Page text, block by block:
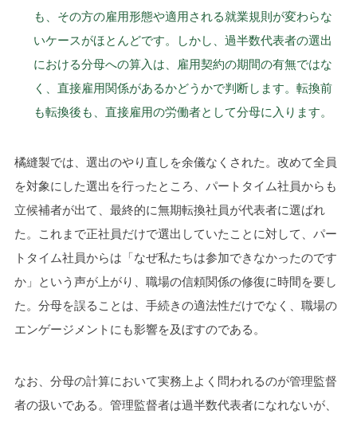
も、その方の雇用形態や適用される就業規則が変わらな
いケースがほとんどです。しかし、過半数代表者の選出
における分母への算入は、雇用契約の期間の有無ではな
く、直接雇用関係があるかどうかで判断します。転換前
も転換後も、直接雇用の労働者として分母に入ります。
橘縫製では、選出のやり直しを余儀なくされた。改めて全員
を対象にした選出を行ったところ、パートタイム社員からも
立候補者が出て、最終的に無期転換社員が代表者に選ばれ
た。これまで正社員だけで選出していたことに対して、パー
トタイム社員からは「なぜ私たちは参加できなかったのです
か」という声が上がり、職場の信頼関係の修復に時間を要し
た。分母を誤ることは、手続きの適法性だけでなく、職場の
エンゲージメントにも影響を及ぼすのである。
なお、分母の計算において実務上よく問われるのが管理監督
者の扱いである。管理監督者は過半数代表者になれないが、